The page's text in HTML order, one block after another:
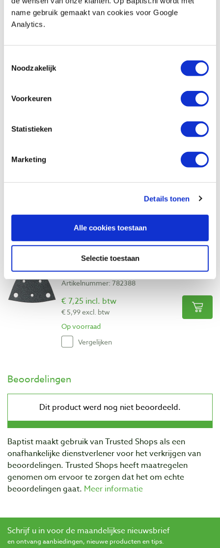
name gebruik gemaakt van cookies voor Google
Analytics.
Noodzakelijk
Voorkeuren
Statistieken
Marketing
Details tonen
Alle cookies toestaan
Selectie toestaan
Vergelijken
Fein schuurvellen driehoek korrel 150
Op voorraad
Vergelijken
Fein schuurvellen driehoek korrel 180
geperforeerd, 5 stuks
Artikelnummer: 782388
€ 7,25 incl. btw
€ 5,99 excl. btw
Op voorraad
Vergelijken
Beoordelingen
Baptist maakt gebruik van Trusted Shops als een
onafhankelijke dienstverlener voor het verkrijgen van
beoordelingen. Trusted Shops heeft maatregelen
genomen om ervoor te zorgen dat het om echte
beoordelingen gaat. Meer informatie
Schrijf u in voor de maandelijkse nieuwsbrief
en ontvang aanbiedingen, nieuwe producten en tips.